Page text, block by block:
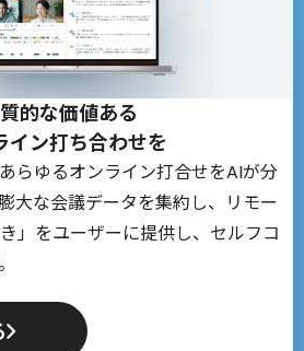
的な価値ある
イン打ち合わせを
らゆるオンライン打合せをAIが分
大な会議データを集約し、リモー
」をユーザーに提供し、セルフコ